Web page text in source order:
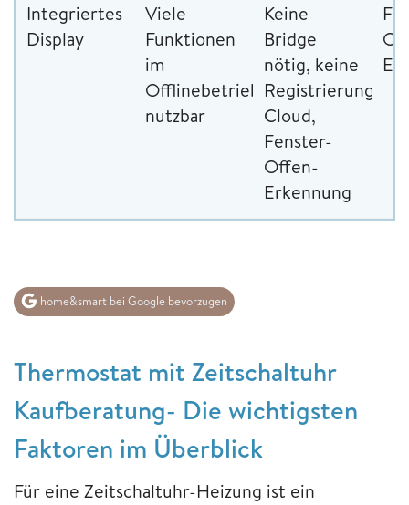
Integriertes
Display
Viele
Funktionen
im
Offlinebetrieb
nutzbar
Keine
Bridge
nötig, keine
Registrierung/
Cloud,
Fenster-
Offen-
Erkennung
home&smart bei Google bevorzugen
Thermostat mit Zeitschaltuhr
Kaufberatung- Die wichtigsten
Faktoren im Überblick
Für eine Zeitschaltuhr-Heizung ist ein